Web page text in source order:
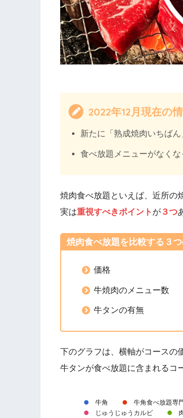
2022年12月現在の
新たに「熟成焼肉いちばん
食べ放題メニューがなく
焼肉食べ放題といえば、近所の
実は重視すべきポイント が ３つ
焼肉食べ放題を比較する３
価格
牛焼肉のメニュー数
牛タンの有無
下のグラフは、横軸がコースの
牛タンが食べ放題に含まれるコ
牛角 牛角食べ放題専
じゅうじゅうカルビ